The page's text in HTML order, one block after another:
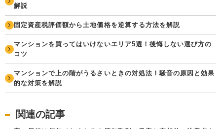
解説
固定資産税評価額から土地価格を逆算する方法を解説
マンションを買ってはいけないエリア5選！後悔しない選び方の
コツ
マンションで上の階がうるさいときの対処法！騒音の原因と効果
的な対策を解説
関連の記事